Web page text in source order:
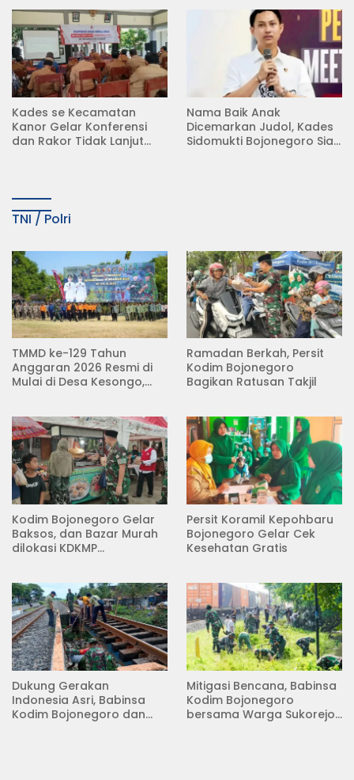
Kades se Kecamatan
Kanor Gelar Konferensi
dan Rakor Tidak Lanjut
Nama Baik Anak
Dicemarkan Judol, Kades
Sidomukti Bojonegoro Siap
TNI / Polri
TMMD ke-129 Tahun
Anggaran 2026 Resmi di
Mulai di Desa Kesongo,
Ramadan Berkah, Persit
Kodim Bojonegoro
Bagikan Ratusan Takjil
Kodim Bojonegoro Gelar
Baksos, dan Bazar Murah
dilokasi KDKMP
Persit Koramil Kepohbaru
Bojonegoro Gelar Cek
Kesehatan Gratis
Dukung Gerakan
Indonesia Asri, Babinsa
Kodim Bojonegoro dan
Mitigasi Bencana, Babinsa
Kodim Bojonegoro
bersama Warga Sukorejo